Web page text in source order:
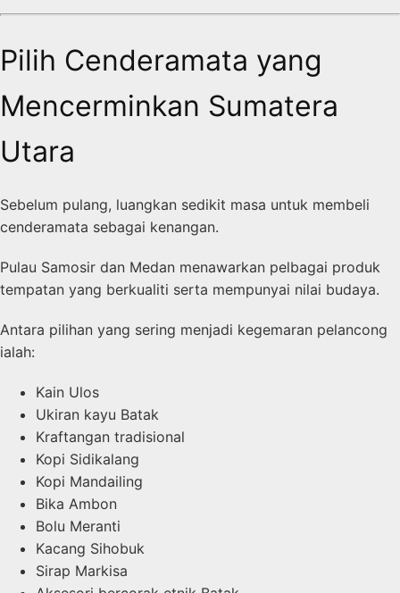
Pilih Cenderamata yang
Mencerminkan Sumatera
Utara
Sebelum pulang, luangkan sedikit masa untuk membeli
cenderamata sebagai kenangan.
Pulau Samosir dan Medan menawarkan pelbagai produk
tempatan yang berkualiti serta mempunyai nilai budaya.
Antara pilihan yang sering menjadi kegemaran pelancong
ialah:
Kain Ulos
Ukiran kayu Batak
Kraftangan tradisional
Kopi Sidikalang
Kopi Mandailing
Bika Ambon
Bolu Meranti
Kacang Sihobuk
Sirap Markisa